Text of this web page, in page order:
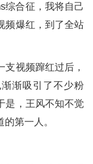
综合征，我将自己
频爆红，到了全站
视频蹿红过后，
渐吸引了不少粉
是，王风不知不觉
第一人。